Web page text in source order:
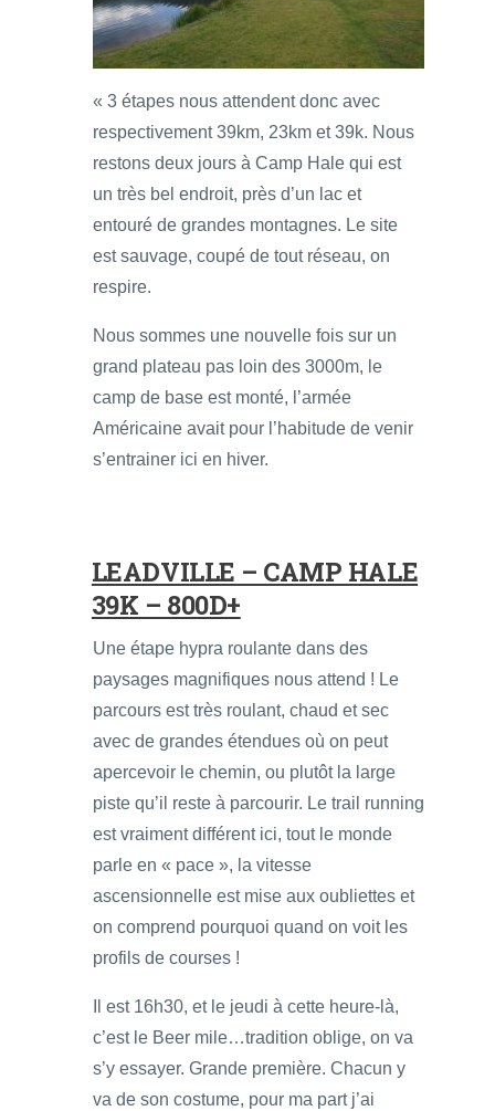
« 3 étapes nous attendent donc avec
respectivement 39km, 23km et 39k. Nous
restons deux jours à Camp Hale qui est
un très bel endroit, près d’un lac et
entouré de grandes montagnes. Le site
est sauvage, coupé de tout réseau, on
respire.
Nous sommes une nouvelle fois sur un
grand plateau pas loin des 3000m, le
camp de base est monté, l’armée
Américaine avait pour l’habitude de venir
s’entrainer ici en hiver.
LEADVILLE – CAMP HALE
39K – 800D+
Une étape hypra roulante dans des
paysages magnifiques nous attend ! Le
parcours est très roulant, chaud et sec
avec de grandes étendues où on peut
apercevoir le chemin, ou plutôt la large
piste qu’il reste à parcourir. Le trail running
est vraiment différent ici, tout le monde
parle en « pace », la vitesse
ascensionnelle est mise aux oubliettes et
on comprend pourquoi quand on voit les
profils de courses !
Il est 16h30, et le jeudi à cette heure-là,
c’est le Beer mile…tradition oblige, on va
s’y essayer. Grande première. Chacun y
va de son costume, pour ma part j’ai